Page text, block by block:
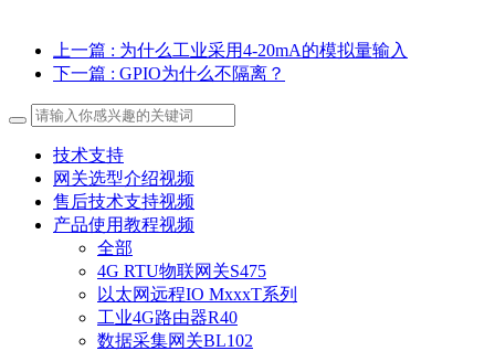
上一篇 : 为什么工业采用4-20mA的模拟量输入
下一篇 : GPIO为什么不隔离？
技术支持
网关选型介绍视频
售后技术支持视频
产品使用教程视频
全部
4G RTU物联网关S475
以太网远程IO MxxxT系列
工业4G路由器R40
数据采集网关BL102